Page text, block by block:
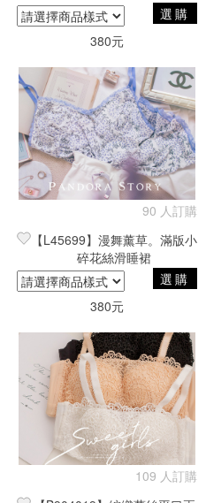
感睡衣
選購
380元
90 人訂購
【L45699】漫舞薰草。滿版小
碎花絲滑睡裙
選購
380元
109 人訂購